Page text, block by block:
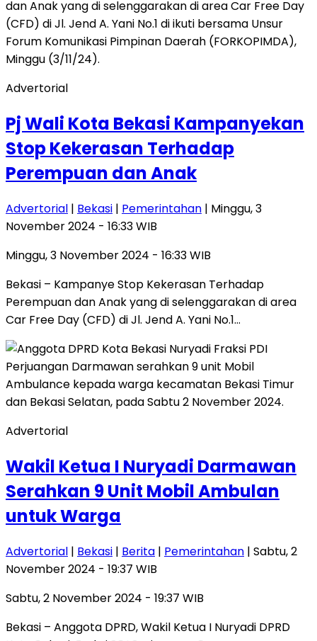
Advertorial
Pj Wali Kota Bekasi Kampanyekan
Stop Kekerasan Terhadap
Perempuan dan Anak
Advertorial | Bekasi | Pemerintahan | Minggu, 3
November 2024 - 16:33 WIB
Minggu, 3 November 2024 - 16:33 WIB
Bekasi – Kampanye Stop Kekerasan Terhadap
Perempuan dan Anak yang di selenggarakan di area
Car Free Day (CFD) di Jl. Jend A. Yani No.1…
Advertorial
Wakil Ketua I Nuryadi Darmawan
Serahkan 9 Unit Mobil Ambulan
untuk Warga
Advertorial | Bekasi | Berita | Pemerintahan | Sabtu, 2
November 2024 - 19:37 WIB
Sabtu, 2 November 2024 - 19:37 WIB
Bekasi – Anggota DPRD, Wakil Ketua I Nuryadi DPRD